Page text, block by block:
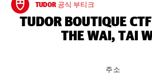
TUDOR 공식 부티크
‭TUDOR BOUTIQUE
THE WAI, TAI
주소